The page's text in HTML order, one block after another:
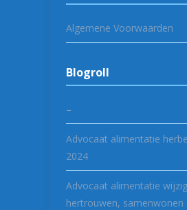
Algemene Voorwaarden
Blogroll
–
Advocaat alimentatie
2024
Advocaat alimentatie
hertrouwen, samenwonen